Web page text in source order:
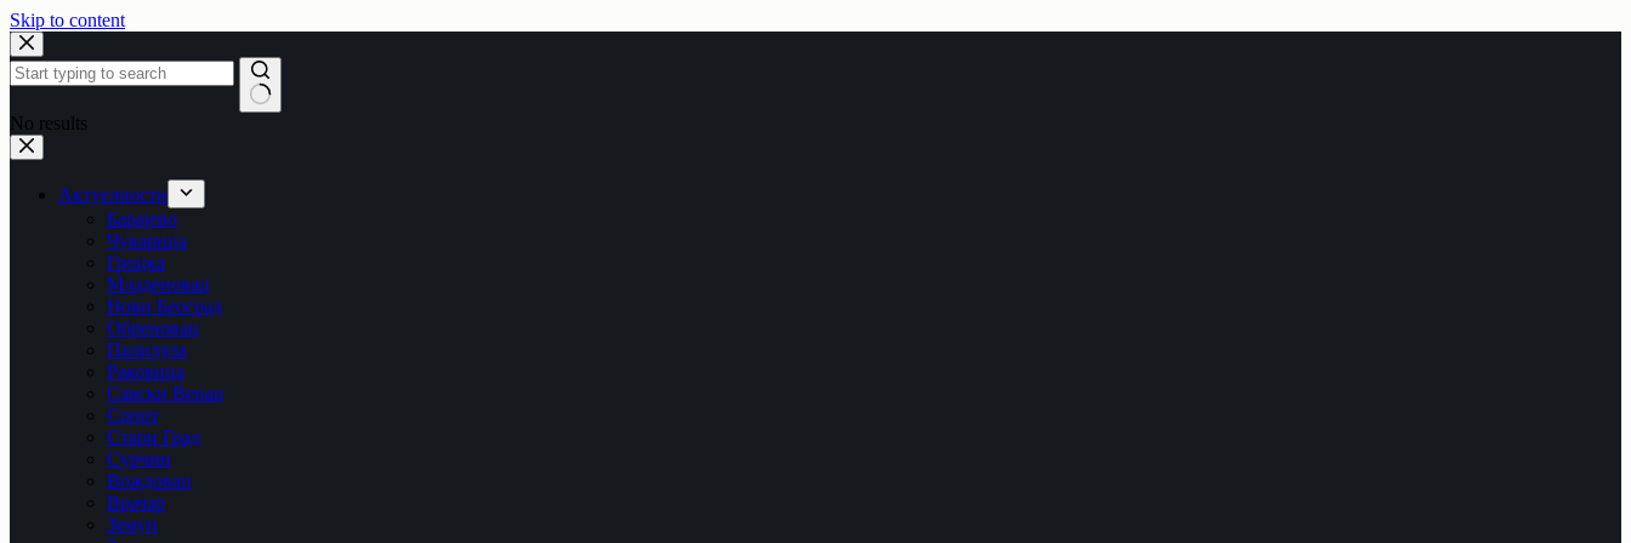
Skip to content
No results
Актуелности
Барајево
Чукарица
Гроцка
Младеновац
Нови Београд
Обреновац
Палилула
Раковица
Савски Венац
Сопот
Стари Град
Сурчин
Вождовац
Врачар
Земун